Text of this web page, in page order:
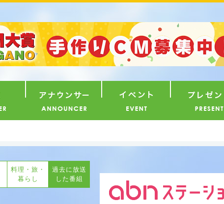
料理・旅・
暮らし
過去に放送
した番組